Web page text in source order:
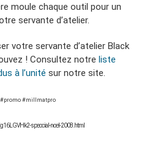
moule chaque outil pour un
servante d’atelier.
votre servante d’atelier Black
! Consultez notre liste
à l’unité sur notre site.
#millmatpro
speocial-noel-2008.html